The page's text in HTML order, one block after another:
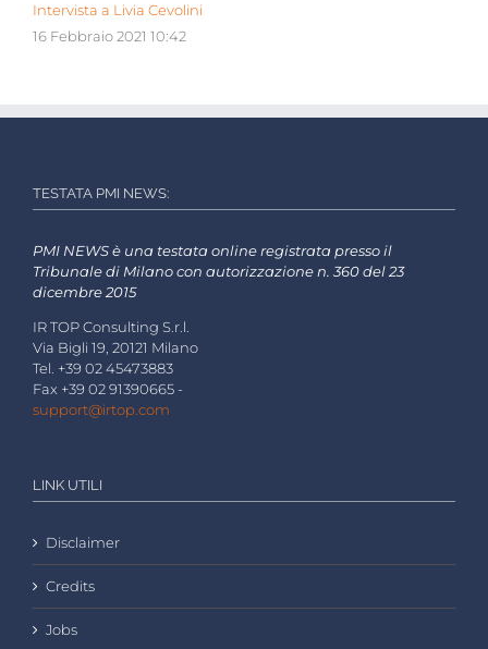
Intervista a Livia Cevolini
16 Febbraio 2021 10:42
TESTATA PMI NEWS:
PMI NEWS è una testata online registrata presso il
Tribunale di Milano con autorizzazione n. 360 del 23
dicembre 2015
IR TOP Consulting S.r.l.
Via Bigli 19, 20121 Milano
Tel. +39 02 45473883
Fax +39 02 91390665 -
support@irtop.com
LINK UTILI
Disclaimer
Credits
Jobs